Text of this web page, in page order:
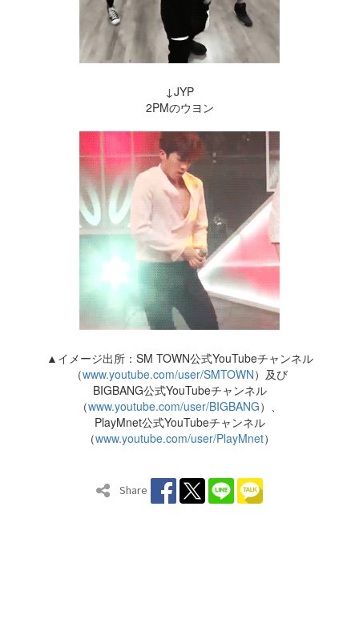
↓JYP
2PMのウヨン
▲イメージ出所：SM TOWN公式YouTubeチャンネル
（www.youtube.com/user/SMTOWN）及び
BIGBANG公式YouTubeチャンネル
（www.youtube.com/user/BIGBANG）、
PlayMnet公式YouTubeチャンネル
（www.youtube.com/user/PlayMnet）
Share